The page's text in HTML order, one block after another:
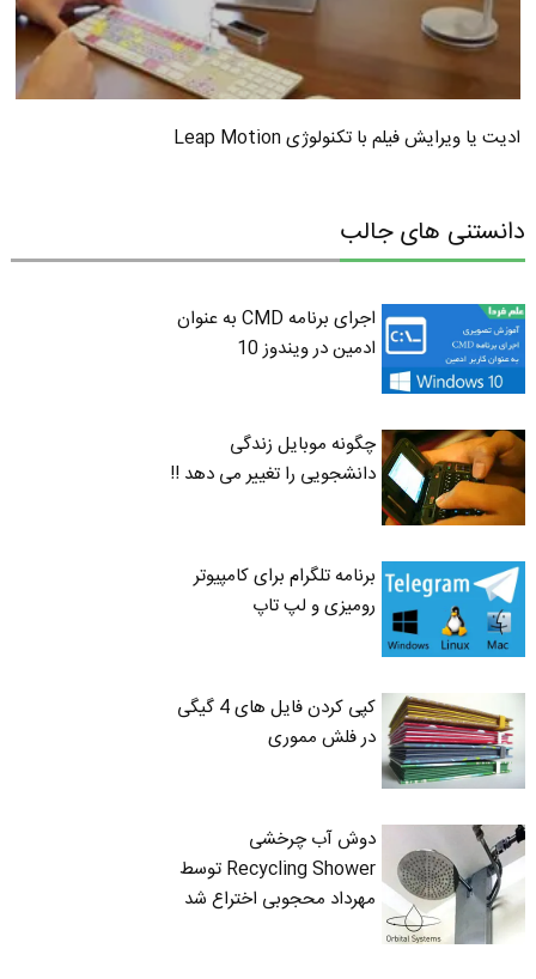
ادیت یا ویرایش فیلم با تکنولوژی Leap Motion
دانستنی های جالب
اجرای برنامه CMD به عنوان
ادمین در ویندوز 10
چگونه موبایل زندگی
دانشجویی را تغییر می دهد !!
برنامه تلگرام برای کامپیوتر
رومیزی و لپ تاپ
کپی کردن فایل های 4 گیگی
در فلش مموری
دوش آب چرخشی
Recycling Shower توسط
مهرداد محجوبی اختراع شد